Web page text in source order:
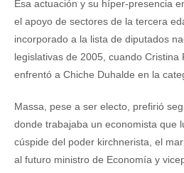
Esa actuación y su híper-presencia
el apoyo de sectores de la tercera
incorporado a la lista de diputados
legislativas de 2005, cuando
enfrentó a Chiche Duhalde en la
Massa, pese a ser electo, prefirió
donde trabajaba un economista que
cúspide del poder kirchnerista, el
al futuro ministro de Economía y